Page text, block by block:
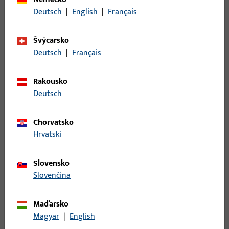
Popis povrchu
Hmotnost brutto
Pro získání informací o ceně nebo objednávku zboží se
Vytvořit účet
Deutsch | English | Français
Švýcarsko
Deutsch | Français
Rakousko
Deutsch
Chorvatsko
Hrvatski
Slovensko
Slovenčina
Maďarsko
Magyar | English